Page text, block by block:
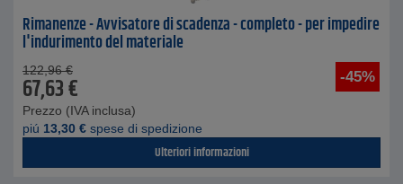
Rimanenze - Avvisatore di scadenza - completo - per impedire
l'indurimento del materiale
-45%
122,96 €
67,63€
Prezzo (IVA inclusa)
piú 13,30 € spese di spedizione
Ulteriori informazioni